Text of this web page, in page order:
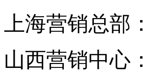
上海营销总部：
山西营销中心：